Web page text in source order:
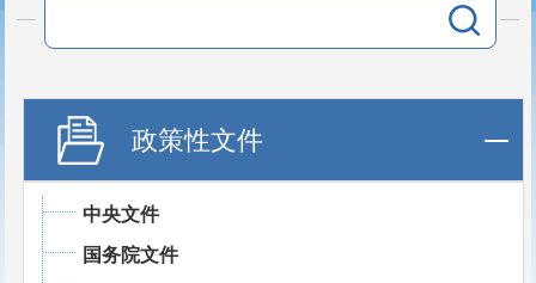
政策性文件
中央文件
国务院文件